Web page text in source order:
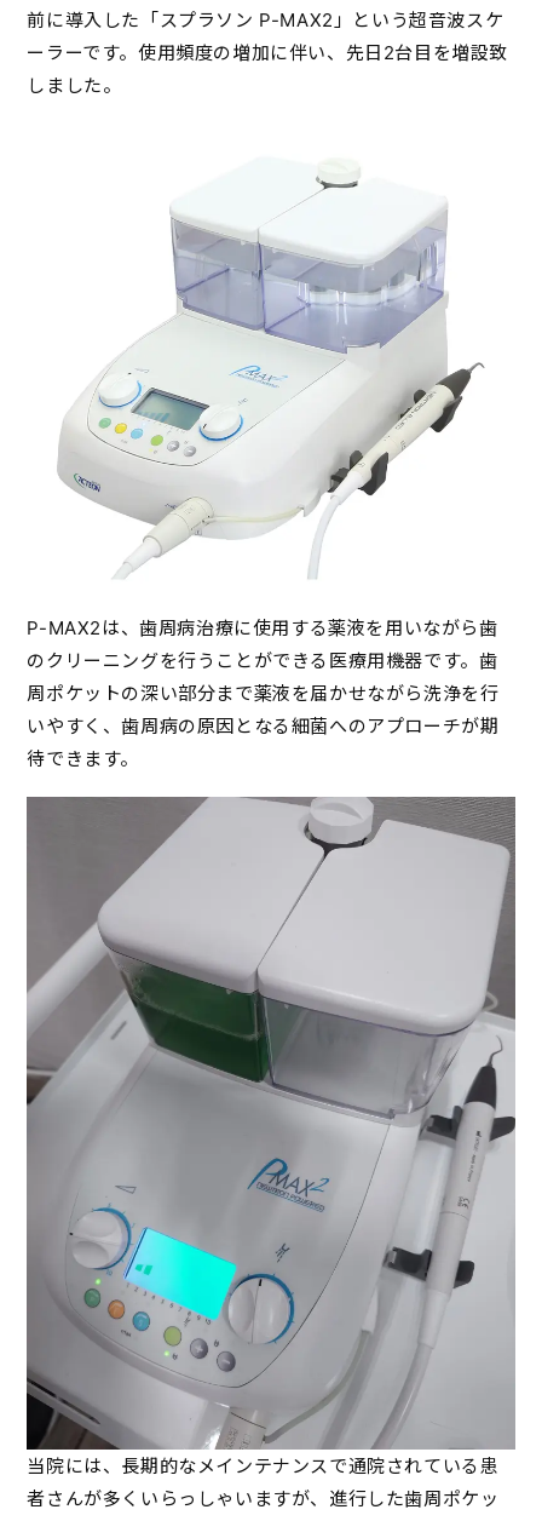
前に導入した「スプラソン P-MAX2」という超音波スケ
ーラーです。使用頻度の増加に伴い、先日2台目を増設致
しました。
P-MAX2は、歯周病治療に使用する薬液を用いながら歯
のクリーニングを行うことができる医療用機器です。歯
周ポケットの深い部分まで薬液を届かせながら洗浄を行
いやすく、歯周病の原因となる細菌へのアプローチが期
待できます。
当院には、長期的なメインテナンスで通院されている患
者さんが多くいらっしゃいますが、進行した歯周ポケッ